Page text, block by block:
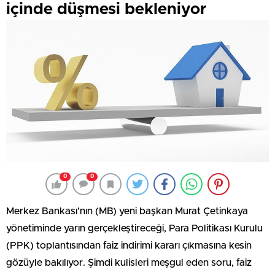
içinde düşmesi bekleniyor
0 0
Merkez Bankası’nın (MB) yeni başkan Murat Çetinkaya
yönetiminde yarın gerçekleştireceği, Para Politikası Kurulu
(PPK) toplantısından faiz indirimi kararı çıkmasına kesin
gözüyle bakılıyor. Şimdi kulisleri meşgul eden soru, faiz